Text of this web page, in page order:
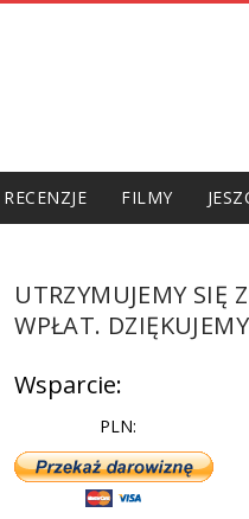
„Sąsiadów” Jacka Międlara
FILMY
UTRZYMUJEMY SIĘ
WPŁAT.
Wsparcie:
PLN: